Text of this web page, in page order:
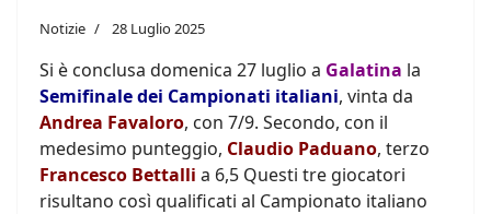
Notizie 28 Luglio 2025
Si è conclusa domenica 27 luglio a Galatina la
Semifinale dei Campionati italiani, vinta da
Andrea Favaloro, con 7/9. Secondo, con il
medesimo punteggio, Claudio Paduano, terzo
Francesco Bettalli a 6,5 Questi tre giocatori
risultano così qualificati al Campionato italiano